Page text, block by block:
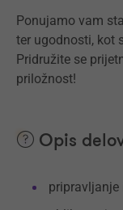
Ponujamo vam
ter ugodnosti, kot
Pridružite se
priložnost!
Opis
pripravljanje